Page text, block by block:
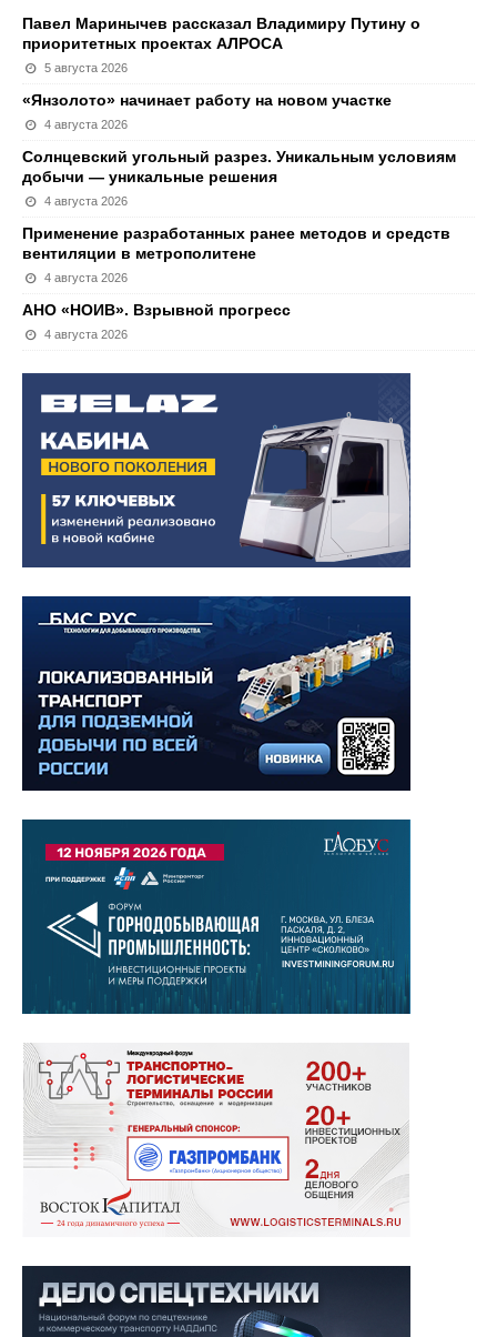
Павел Маринычев рассказал Владимиру Путину о
приоритетных проектах АЛРОСА
5 августа 2026
«Янзолото» начинает работу на новом участке
4 августа 2026
Солнцевский угольный разрез. Уникальным условиям
добычи — уникальные решения
4 августа 2026
Применение разработанных ранее методов и средств
вентиляции в метрополитене
4 августа 2026
АНО «НОИВ». Взрывной прогресс
4 августа 2026